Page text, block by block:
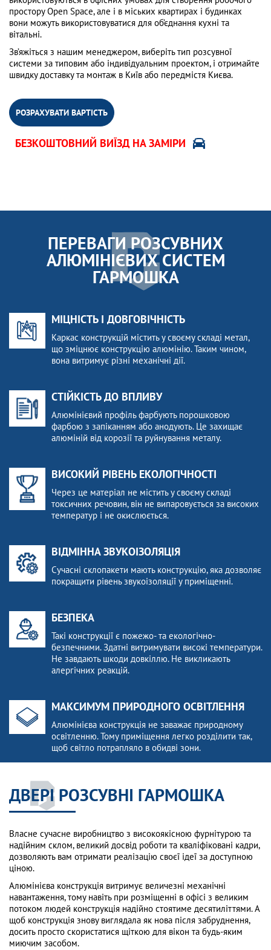
простору Open Space, але і в міських квартирах і будинках
вони можуть використовуватися для об’єднання кухні та
вітальні.
Зв’яжіться з нашим менеджером, виберіть тип розсувної
системи за типовим або індивідуальним проектом, і отримайте
швидку доставку та монтаж в Київ або передмістя Києва.
РОЗРАХУВАТИ ВАРТІСТЬ
БЕЗКОШТОВНИЙ ВИЇЗД НА ЗАМІРИ
ПЕРЕВАГИ РОЗСУВНИХ
АЛЮМІНІЄВИХ СИСТЕМ
ГАРМОШКА
МІЦНІСТЬ І ДОВГОВІЧНІСТЬ
Каркас конструкцій містить у своєму складі метал,
що зміцнює конструкцію алюмінію. Таким чином,
вона витримує різні механічні дії.
СТІЙКІСТЬ ДО ВПЛИВУ
Алюмінієвий профіль фарбують порошковою
фарбою з запіканням або анодують. Це захищає
алюміній від корозії та руйнування металу.
ВИСОКИЙ РІВЕНЬ ЕКОЛОГІЧНОСТІ
Через це матеріал не містить у своєму складі
токсичних речовин, він не випаровується за високих
температур і не окислюється.
ВІДМІННА ЗВУКОІЗОЛЯЦІЯ
Сучасні склопакети мають конструкцію, яка дозволяє
покращити рівень звукоізоляції у приміщенні.
БЕЗПЕКА
Такі конструкції є пожежо- та екологічно-
безпечними. Здатні витримувати високі температури.
Не завдають шкоди довкіллю. Не викликають
алергічних реакцій.
МАКСИМУМ ПРИРОДНОГО ОСВІТЛЕННЯ
Алюмінієва конструкція не заважає природному
освітленню. Тому приміщення легко розділити так,
щоб світло потрапляло в обидві зони.
ДВЕРІ РОЗСУВНІ ГАРМОШКА
Власне сучасне виробництво з високоякісною фурнітурою та
надійним склом, великий досвід роботи та кваліфіковані кадри,
дозволяють вам отримати реалізацію своєї ідеї за доступною
ціною.
Алюмінієва конструкція витримує величезні механічні
навантаження, тому навіть при розміщенні в офісі з великим
потоком людей конструкція надійно стоятиме десятиліттями. А
щоб конструкція знову виглядала як нова після забруднення,
досить просто скористатися щіткою для вікон та будь-яким
миючим засобом.